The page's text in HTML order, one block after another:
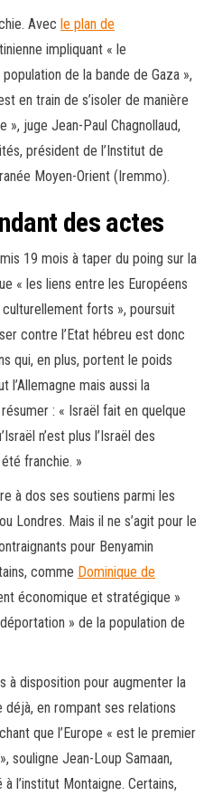
Avec le plan de
impliquant « le
de la bande de Gaza »,
en train de s’isoler de manière
juge Jean-Paul Chagnollaud,
président de l’Institut de
Moyen-Orient (Iremmo).
des actes
19 mois à taper du poing sur la
« les liens entre les Européens
forts », poursuit
contre l’Etat hébreu est donc
qui, en plus, portent le poids
l’Allemagne mais aussi la
: « Israël fait en quelque
n’est plus l’Israël des
franchie. »
à dos ses soutiens parmi les
Londres. Mais il ne s’agit pour le
pour Benyamin
comme Dominique de
économique et stratégique »
» de la population de
à disposition pour augmenter la
déjà, en rompant ses relations
que l’Europe « est le premier
souligne Jean-Loup Samaan,
l’institut Montaigne. Certains,